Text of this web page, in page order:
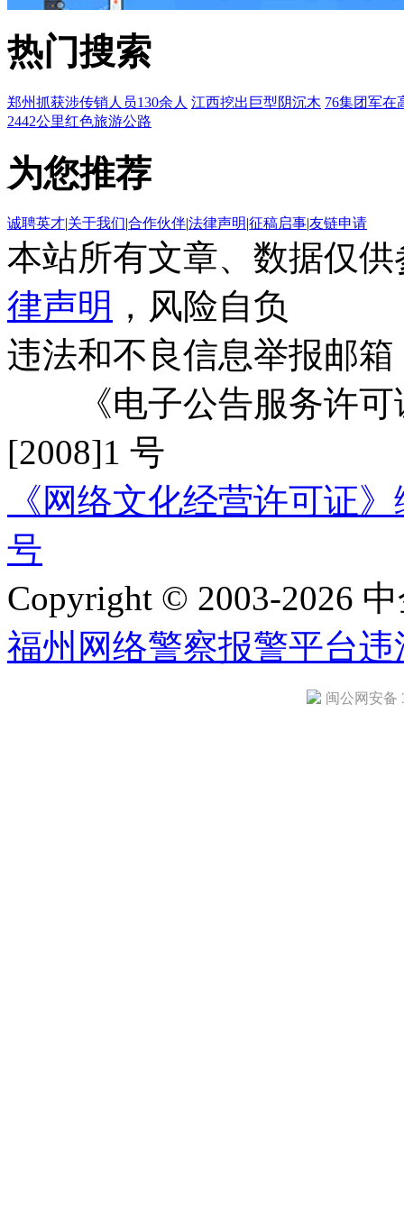
热门搜索
郑州抓获涉传销人员130余人 江西挖出巨型阴沉木 76集团军在
2442公里红色旅游公路
为您推荐
诚聘英才|关于我们|合作伙伴|法律声明|征稿启事|友链申请
本站所有文章、数据仅
律声明 ，风险自负
违法和不良信息举报邮箱
《电子公告服务许可
[2008]1 号
《网络文化经营许可证
号
Copyright © 2003-2026
福州网络警察报警平台违
闽公网安备